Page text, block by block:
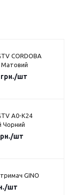
CORDOBA
Матовий
/шт
A0-K24
Чорний
/шт
GINO
/шт